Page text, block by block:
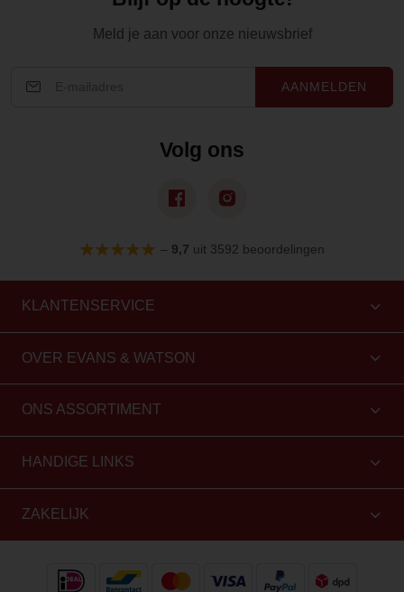
Meld je aan voor onze nieuwsbrief
AANMELDEN
Volg ons
– 9,7 uit 3592 beoordelingen
KLANTENSERVICE
OVER EVANS & WATSON
ONS ASSORTIMENT
HANDIGE LINKS
ZAKELIJK